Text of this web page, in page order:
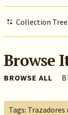
Collection Tree
Browse
BROWSE ALL
Tags: